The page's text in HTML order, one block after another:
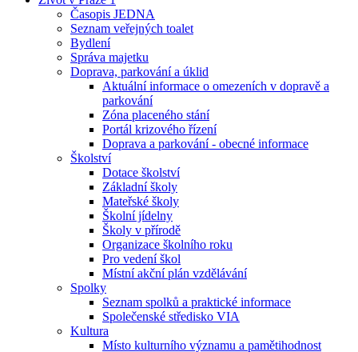
Časopis JEDNA
Seznam veřejných toalet
Bydlení
Správa majetku
Doprava, parkování a úklid
Aktuální informace o omezeních v dopravě a
parkování
Zóna placeného stání
Portál krizového řízení
Doprava a parkování - obecné informace
Školství
Dotace školství
Základní školy
Mateřské školy
Školní jídelny
Školy v přírodě
Organizace školního roku
Pro vedení škol
Místní akční plán vzdělávání
Spolky
Seznam spolků a praktické informace
Společenské středisko VIA
Kultura
Místo kulturního významu a pamětihodnost